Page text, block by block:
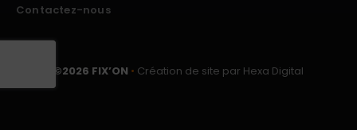
Contactez-nous
©2026 FIX’ON • Création de site par Hexa Digital